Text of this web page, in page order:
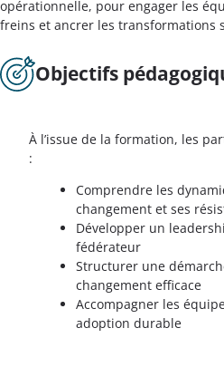
opérationnelle, pour engager les
freins et ancrer les transformations
Objectifs
À l’issue de la formation, les
:
Comprendre les
changement et ses
Développer un
fédérateur
Structurer une
changement efficace
Accompagner les
adoption durable